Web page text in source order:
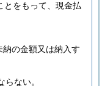
とをもって、現金払
の金額又は納入す
ない。